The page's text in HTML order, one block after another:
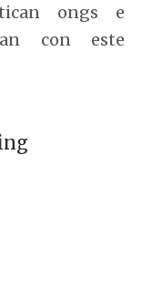
ongs e
con este